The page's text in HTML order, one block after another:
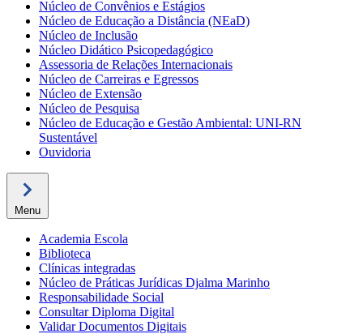
Núcleo de Convênios e Estágios
Núcleo de Educação a Distância (NEaD)
Núcleo de Inclusão
Núcleo Didático Psicopedagógico
Assessoria de Relações Internacionais
Núcleo de Carreiras e Egressos
Núcleo de Extensão
Núcleo de Pesquisa
Núcleo de Educação e Gestão Ambiental: UNI-RN
Sustentável
Ouvidoria
Menu
Academia Escola
Biblioteca
Clínicas integradas
Núcleo de Práticas Jurídicas Djalma Marinho
Responsabilidade Social
Consultar Diploma Digital
Validar Documentos Digitais